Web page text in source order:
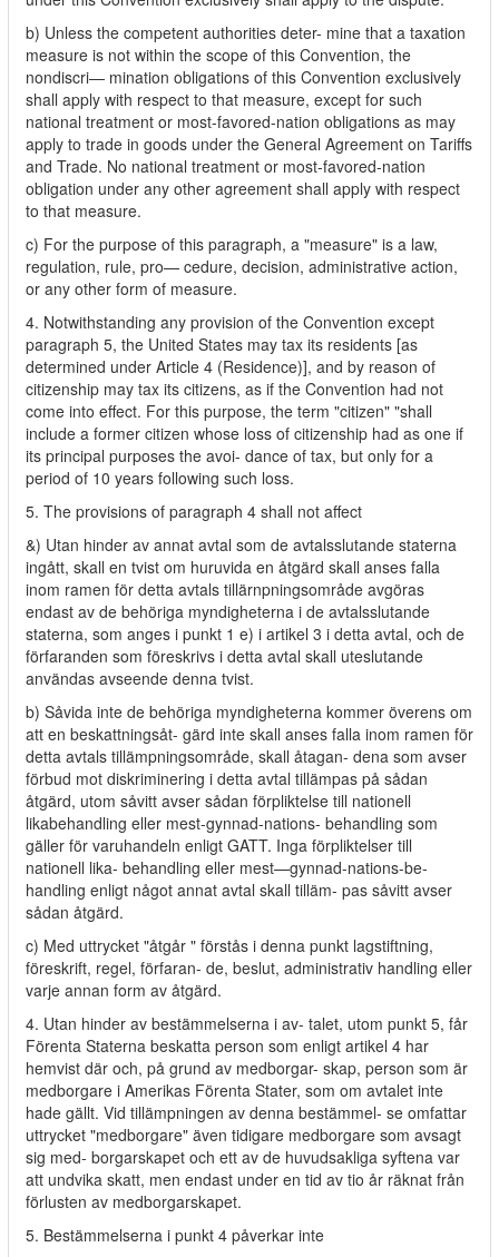
b) Unless the competent authorities deter- mine that a taxation
measure is not within the scope of this Convention, the
nondiscri— mination obligations of this Convention exclusively
shall apply with respect to that measure, except for such
national treatment or most-favored-nation obligations as may
apply to trade in goods under the General Agreement on Tariffs
and Trade. No national treatment or most-favored-nation
obligation under any other agreement shall apply with respect
to that measure.
c) For the purpose of this paragraph, a "measure" is a law,
regulation, rule, pro— cedure, decision, administrative action,
or any other form of measure.
4. Notwithstanding any provision of the Convention except
paragraph 5, the United States may tax its residents [as
determined under Article 4 (Residence)], and by reason of
citizenship may tax its citizens, as if the Convention had not
come into effect. For this purpose, the term "citizen" "shall
include a former citizen whose loss of citizenship had as one if
its principal purposes the avoi- dance of tax, but only for a
period of 10 years following such loss.
5. The provisions of paragraph 4 shall not affect
&) Utan hinder av annat avtal som de avtalsslutande staterna
ingått, skall en tvist om huruvida en åtgärd skall anses falla
inom ramen för detta avtals tillärnpningsområde avgöras
endast av de behöriga myndigheterna i de avtalsslutande
staterna, som anges i punkt 1 e) i artikel 3 i detta avtal, och de
förfaranden som föreskrivs i detta avtal skall uteslutande
användas avseende denna tvist.
b) Såvida inte de behöriga myndigheterna kommer överens om
att en beskattningsåt- gärd inte skall anses falla inom ramen för
detta avtals tillämpningsområde, skall åtagan- dena som avser
förbud mot diskriminering i detta avtal tillämpas på sådan
åtgärd, utom såvitt avser sådan förpliktelse till nationell
likabehandling eller mest-gynnad-nations- behandling som
gäller för varuhandeln enligt GATT. Inga förpliktelser till
nationell lika- behandling eller mest—gynnad-nations-be-
handling enligt något annat avtal skall tilläm- pas såvitt avser
sådan åtgärd.
c) Med uttrycket "åtgår " förstås i denna punkt lagstiftning,
föreskrift, regel, förfaran- de, beslut, administrativ handling eller
varje annan form av åtgärd.
4. Utan hinder av bestämmelserna i av- talet, utom punkt 5, får
Förenta Staterna beskatta person som enligt artikel 4 har
hemvist där och, på grund av medborgar- skap, person som är
medborgare i Amerikas Förenta Stater, som om avtalet inte
hade gällt. Vid tillämpningen av denna bestämmel- se omfattar
uttrycket "medborgare" även tidigare medborgare som avsagt
sig med- borgarskapet och ett av de huvudsakliga syftena var
att undvika skatt, men endast under en tid av tio år räknat från
förlusten av medborgarskapet.
5. Bestämmelserna i punkt 4 påverkar inte